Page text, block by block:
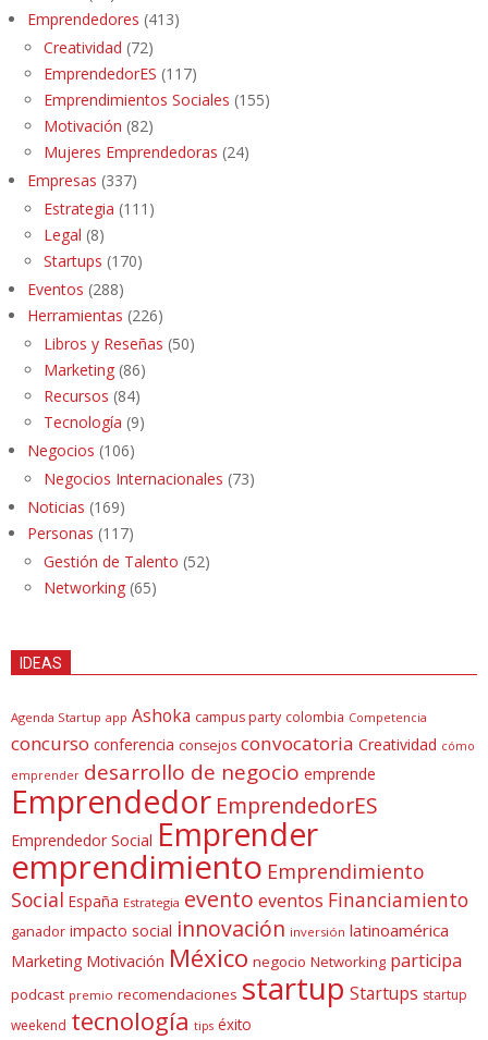
Emprendedores (413)
Creatividad (72)
EmprendedorES (117)
Emprendimientos Sociales (155)
Motivación (82)
Mujeres Emprendedoras (24)
Empresas (337)
Estrategia (111)
Legal (8)
Startups (170)
Eventos (288)
Herramientas (226)
Libros y Reseñas (50)
Marketing (86)
Recursos (84)
Tecnología (9)
Negocios (106)
Negocios Internacionales (73)
Noticias (169)
Personas (117)
Gestión de Talento (52)
Networking (65)
IDEAS
Agenda Startup app Ashoka campus party colombia Competencia
concurso conferencia consejos convocatoria Creatividad cómo
emprender desarrollo de negocio emprende
Emprendedor EmprendedorES
Emprendedor Social Emprender
emprendimiento Emprendimiento
Social España Estrategia evento eventos Financiamiento
ganador impacto social innovación inversión latinoamérica
Marketing Motivación México negocio Networking participa
podcast premio recomendaciones startup Startups startup
weekend tecnología tips éxito